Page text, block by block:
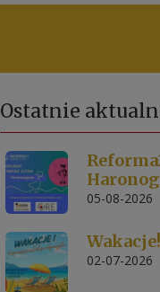
Ostatnie
05-08-2026
02-07-2026